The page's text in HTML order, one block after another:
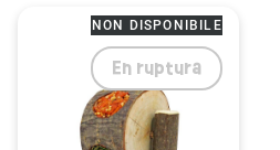
NON DISPONIBILE
En ruptura